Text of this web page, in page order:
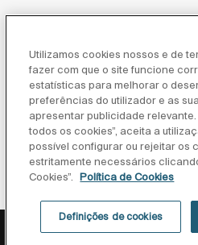
Inspiração
Siga-
Política de privacidade
Utilizamos cookies nossos e de
fazer com que o site funcione
estatísticas para melhorar o
preferências do utilizador e as
apresentar publicidade
todos os cookies”, aceita a
possível configurar ou rejeitar os
estritamente necessários
Cookies”.
Política de Cookies
Definições de cookies